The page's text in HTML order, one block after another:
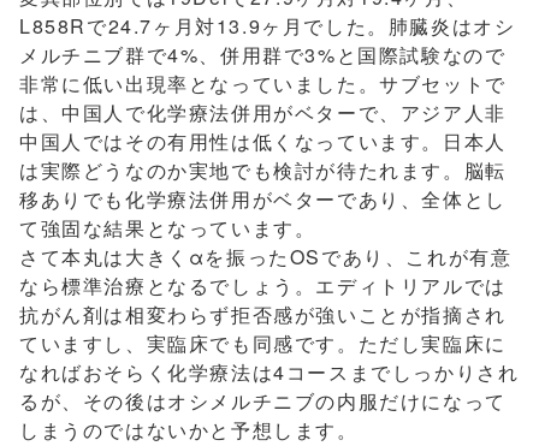
L858Rで24.7ヶ月対13.9ヶ月でした。肺臓炎はオシ
メルチニブ群で4%、併用群で3%と国際試験なので
非常に低い出現率となっていました。サブセットで
は、中国人で化学療法併用がベターで、アジア人非
中国人ではその有用性は低くなっています。日本人
は実際どうなのか実地でも検討が待たれます。脳転
移ありでも化学療法併用がベターであり、全体とし
て強固な結果となっています。
さて本丸は大きくαを振ったOSであり、これが有意
なら標準治療となるでしょう。エディトリアルでは
抗がん剤は相変わらず拒否感が強いことが指摘され
ていますし、実臨床でも同感です。ただし実臨床に
なればおそらく化学療法は4コースまでしっかりされ
るが、その後はオシメルチニブの内服だけになって
しまうのではないかと予想します。